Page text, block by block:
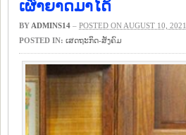
ເຜົ່າຍາດມາໄດ້
BY ADMINS14 – POSTED ON AUGUST 10, 2021
POSTED IN: ​ເສດ​ຖະ​ກິດ-ສັງ​ຄົມ